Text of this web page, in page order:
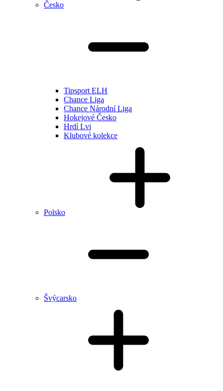
Česko
Tipsport ELH
Chance Liga
Chance Národní Liga
Hokejové Česko
Hrdí Lvi
Klubové kolekce
Polsko
Švýcarsko